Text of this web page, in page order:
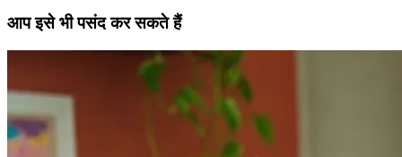
आप इसे भी पसंद कर सकते हैं